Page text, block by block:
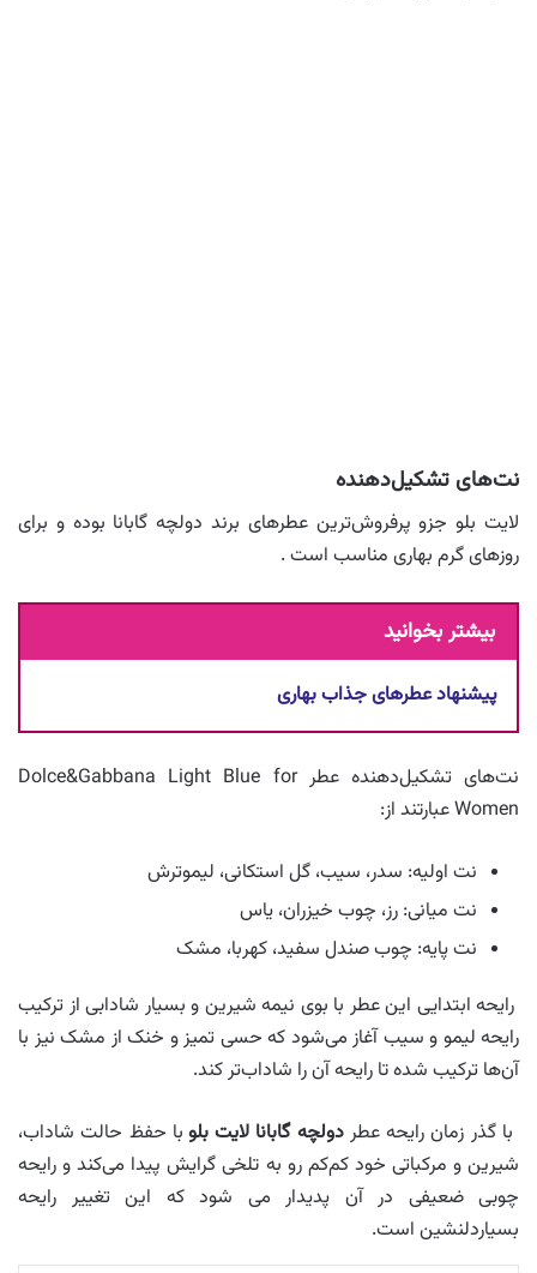
نت‌های تشکیل‌دهنده
لایت بلو جزو پرفروش‌ترین عطرهای برند دولچه گابانا بوده و برای
روزهای گرم بهاری مناسب است .
بیشتر بخوانید
پیشنهاد عطرهای جذاب بهاری
نت‌های تشکیل‌دهنده عطر Dolce&Gabbana Light Blue for
Women عبارتند از:
نت اولیه: سدر، سیب، گل استکانی، لیموترش
نت میانی: رز، چوب خیزران، یاس
نت پایه: چوب صندل سفید، کهربا، مشک
رایحه ابتدایی این عطر با بوی نیمه شیرین و بسیار شادابی از ترکیب
رایحه لیمو و سیب آغاز می‌شود که حسی تمیز و خنک از مشک نیز با
آن‌ها ترکیب شده تا رایحه آن را شاداب‌تر کند.
با گذر زمان رایحه عطر دولچه گابانا لایت بلو با حفظ حالت شاداب،
شیرین و مرکباتی خود کم‌کم رو به تلخی گرایش پیدا می‌کند و رایحه
چوبی ضعیفی در آن پدیدار می‌ شود که این تغییر رایحه
بسیاردلنشین است.